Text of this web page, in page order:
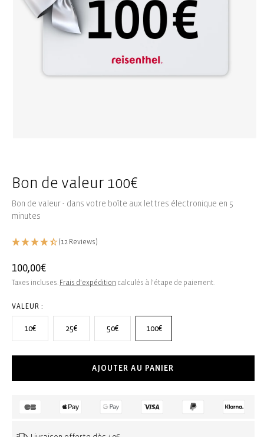
dans
une
modale
Bon de valeur 100€
Bon de valeur - dans votre boîte aux lettres électronique en 5
minutes
(12 Reviews)
Prix
habituel
100,00€
Taxes incluses. Frais d'expédition calculés à l'étape de paiement.
VALEUR :
10€ 25€ 50€ 100€
AJOUTER AU PANIER